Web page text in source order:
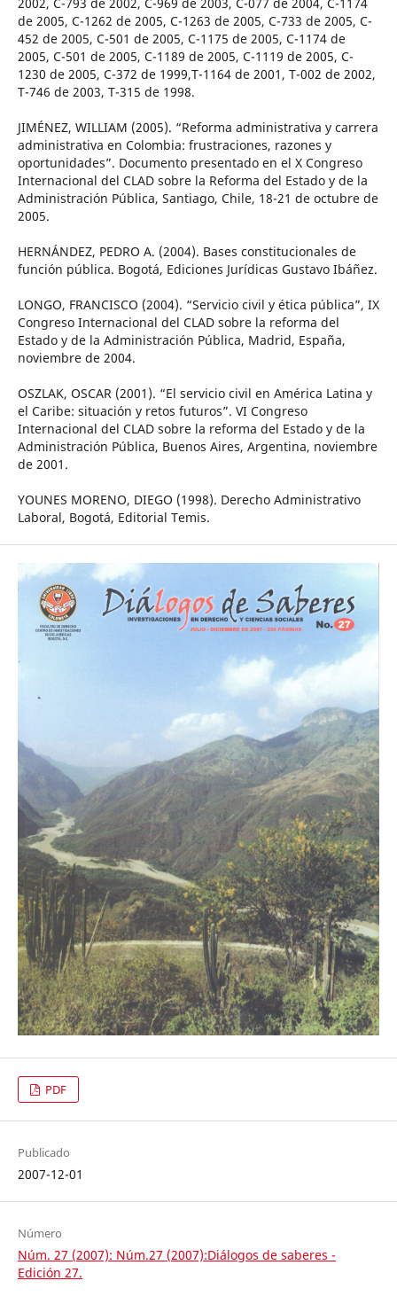
de 2005, C-1262 de 2005, C-1263 de 2005, C-733 de 2005, C-
452 de 2005, C-501 de 2005, C-1175 de 2005, C-1174 de
2005, C-501 de 2005, C-1189 de 2005, C-1119 de 2005, C-
1230 de 2005, C-372 de 1999,T-1164 de 2001, T-002 de 2002,
T-746 de 2003, T-315 de 1998.
JIMÉNEZ, WILLIAM (2005). “Reforma administrativa y carrera
administrativa en Colombia: frustraciones, razones y
oportunidades”. Documento presentado en el X Congreso
Internacional del CLAD sobre la Reforma del Estado y de la
Administración Pública, Santiago, Chile, 18-21 de octubre de
2005.
HERNÁNDEZ, PEDRO A. (2004). Bases constitucionales de
función pública. Bogotá, Ediciones Jurídicas Gustavo Ibáñez.
LONGO, FRANCISCO (2004). “Servicio civil y ética pública”, IX
Congreso Internacional del CLAD sobre la reforma del
Estado y de la Administración Pública, Madrid, España,
noviembre de 2004.
OSZLAK, OSCAR (2001). “El servicio civil en América Latina y
el Caribe: situación y retos futuros”. VI Congreso
Internacional del CLAD sobre la reforma del Estado y de la
Administración Pública, Buenos Aires, Argentina, noviembre
de 2001.
YOUNES MORENO, DIEGO (1998). Derecho Administrativo
Laboral, Bogotá, Editorial Temis.
PDF
Publicado
2007-12-01
Número
Núm. 27 (2007): Núm.27 (2007):Diálogos de saberes -
Edición 27.